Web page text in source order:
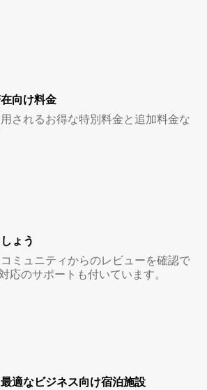
向け料金
されるお得な特別料金と追加料金な
ょう
ミュニティからのレビューを確認で
応のサポートも付いています。
適⁠なビ⁠ジ⁠ネ⁠ス⁠向⁠け宿⁠泊⁠施⁠設